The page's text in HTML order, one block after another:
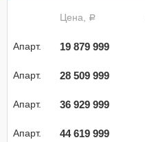
Цена, a
Апарт. 19 879 999
Апарт. 28 509 999
Апарт. 36 929 999
Апарт. 44 619 999